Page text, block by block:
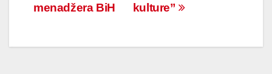
kulture”
menadžera BiH